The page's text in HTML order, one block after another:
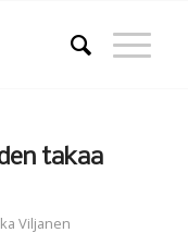
takaa
Viljanen